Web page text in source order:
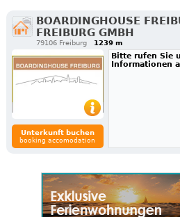
BOARDINGHOUSE
FREIBURG GMBH
79106 Freiburg 1239 m
Unterkunft buchen
booking accomodation
Bitte rufen Sie
Informationen